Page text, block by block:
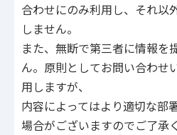
合わせにのみ利用し、それ以
しません。
また、無断で第三者に情報を
ん。原則としてお問い合わせ
用しますが、
内容によってはより適切な部
場合がございますのでご了承